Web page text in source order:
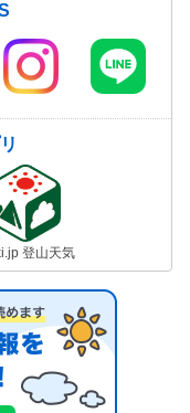
登山天気